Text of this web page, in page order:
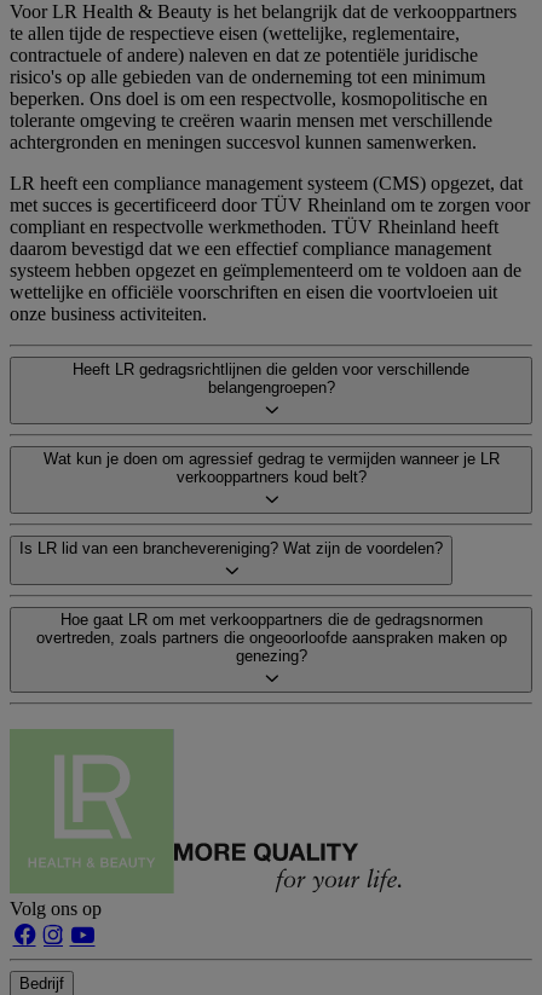
Voor LR Health & Beauty is het belangrijk dat de verkooppartners
te allen tijde de respectieve eisen (wettelijke, reglementaire,
contractuele of andere) naleven en dat ze potentiële juridische
risico's op alle gebieden van de onderneming tot een minimum
beperken. Ons doel is om een respectvolle, kosmopolitische en
tolerante omgeving te creëren waarin mensen met verschillende
achtergronden en meningen succesvol kunnen samenwerken.
LR heeft een compliance management systeem (CMS) opgezet, dat
met succes is gecertificeerd door TÜV Rheinland om te zorgen voor
compliant en respectvolle werkmethoden. TÜV Rheinland heeft
daarom bevestigd dat we een effectief compliance management
systeem hebben opgezet en geïmplementeerd om te voldoen aan de
wettelijke en officiële voorschriften en eisen die voortvloeien uit
onze business activiteiten.
Heeft LR gedragsrichtlijnen die gelden voor verschillende
belangengroepen?
Wat kun je doen om agressief gedrag te vermijden wanneer je LR
verkooppartners koud belt?
Is LR lid van een branchevereniging? Wat zijn de voordelen?
Hoe gaat LR om met verkooppartners die de gedragsnormen
overtreden, zoals partners die ongeoorloofde aanspraken maken op
genezing?
Volg ons op
Bedrijf